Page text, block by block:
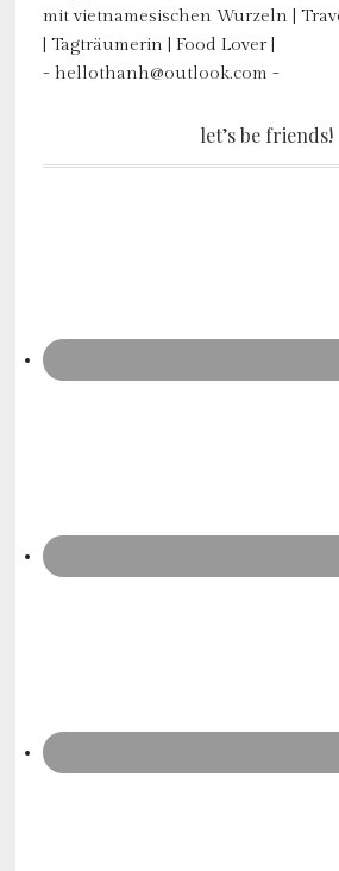
mit vietnamesischen Wurzeln |
| Tagträumerin | Food Lover |
- hellothanh@outlook.com -
let’s be friends!